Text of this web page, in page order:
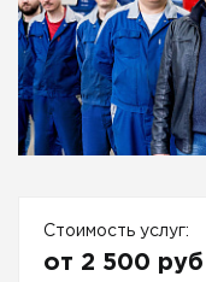
Стоимость услуг:
от 2 500 руб